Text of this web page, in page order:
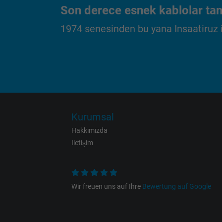
Expire
Son derece esnek kablolar
1974 senesinden bu yana
Kurumsal
Hakkımızda
Iletişim
Wir freuen uns auf Ihre Bewertung auf Google